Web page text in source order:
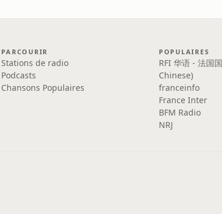
PARCOURIR
Stations de radio
Podcasts
Chansons Populaires
POPULAIRES
RFI 华语 - 法国
Chinese)
franceinfo
France Inter
BFM Radio
NRJ